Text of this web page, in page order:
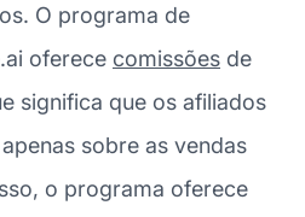
O programa de
oferece comissões de
significa que os afiliados
sobre as vendas
o programa oferece